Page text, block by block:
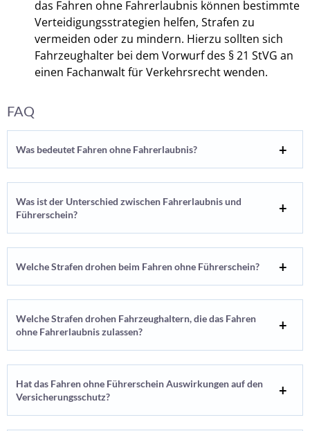
das Fahren ohne Fahrerlaubnis können bestimmte
Verteidigungsstrategien helfen, Strafen zu
vermeiden oder zu mindern. Hierzu sollten sich
Fahrzeughalter bei dem Vorwurf des § 21 StVG an
einen Fachanwalt für Verkehrsrecht wenden.
FAQ
Was bedeutet Fahren ohne Fahrerlaubnis?
Was ist der Unterschied zwischen Fahrerlaubnis und
Führerschein?
Welche Strafen drohen beim Fahren ohne Führerschein?
Welche Strafen drohen Fahrzeughaltern, die das Fahren
ohne Fahrerlaubnis zulassen?
Hat das Fahren ohne Führerschein Auswirkungen auf den
Versicherungsschutz?